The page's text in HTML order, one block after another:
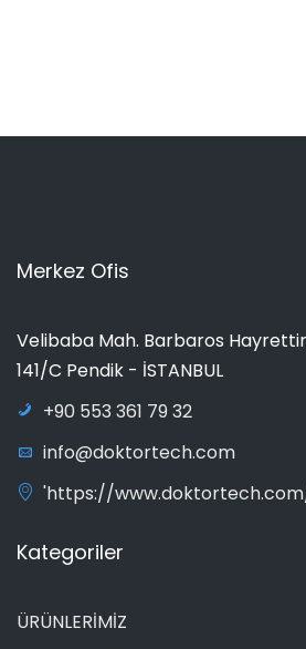
Merkez Ofis
Velibaba Mah. Barbaros
141/C Pendik - İSTANBUL
+90 553 361 79 32
info@doktortech.com
'https://
Kategoriler
ÜRÜNLERİMİZ